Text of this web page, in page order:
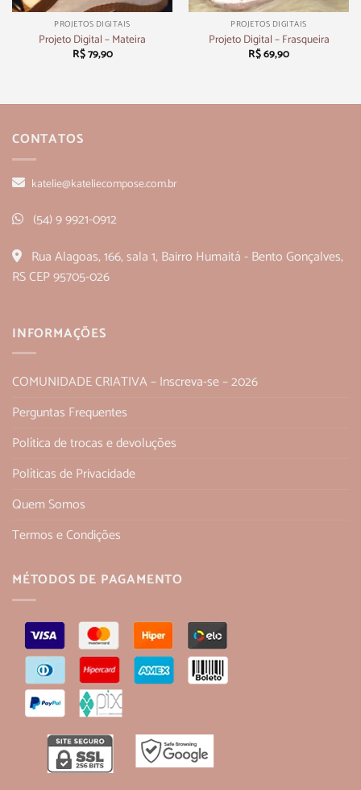
PROJETOS DIGITAIS
Projeto Digital – Mateira
R$79,90
PROJETOS DIGITAIS
Projeto Digital – Frasqueira
R$69,90
CONTATOS
katelie@kateliecompose.com.br
(54) 9 9921-0912
Rua Alagoas, 166, sala 1, Bairro Humaitá - Bento Gonçalves,
RS CEP 95705-026
INFORMAÇÕES
COMUNIDADE CRIATIVA – Inscreva-se – 2026
Perguntas Frequentes
Política de trocas e devoluções
Políticas de Privacidade
Quem Somos
Termos e Condições
MÉTODOS DE PAGAMENTO